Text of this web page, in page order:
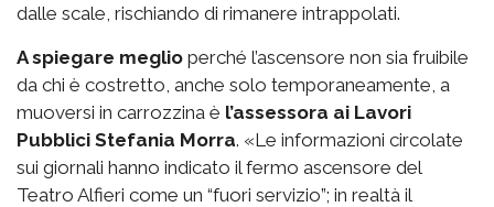
dalle scale, rischiando di rimanere intrappolati.
A spiegare meglio perché l’ascensore non sia fruibile
da chi è costretto, anche solo temporaneamente, a
muoversi in carrozzina è l’assessora ai Lavori
Pubblici Stefania Morra. «Le informazioni circolate
sui giornali hanno indicato il fermo ascensore del
Teatro Alfieri come un “fuori servizio”; in realtà il